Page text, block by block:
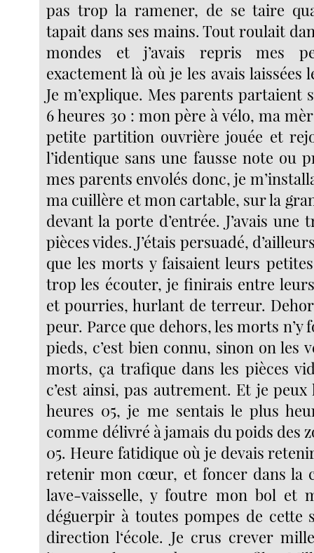
pas trop la ramener, de se taire
tapait dans ses mains. Tout roulait
mondes et j’avais repris mes
exactement là où je les avais laissées
Je m’explique. Mes parents partaient
6 heures 30 : mon père à vélo, ma
petite partition ouvrière jouée et
l’identique sans une fausse note ou
mes parents envolés donc, je
ma cuillère et mon cartable, sur la
devant la porte d’entrée. J’avais une
pièces vides. J’étais persuadé,
que les morts y faisaient leurs
trop les écouter, je finirais entre
et pourries, hurlant de terreur.
peur. Parce que dehors, les morts n’y
pieds, c’est bien connu, sinon on les
morts, ça trafique dans les pièces
c’est ainsi, pas autrement. Et je peux
heures 05, je me sentais le plus
comme délivré à jamais du poids des
05. Heure fatidique où je devais
retenir mon cœur, et foncer dans la
lave-vaisselle, y foutre mon bol et
déguerpir à toutes pompes de cette
direction l‘école. Je crus crever